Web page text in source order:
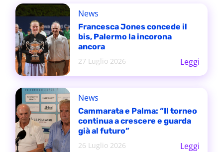
News
Francesca Jones concede il
bis, Palermo la incorona
ancora
27 Luglio 2026
Leggi
News
Cammarata e Palma: “Il torneo
continua a crescere e guarda
già al futuro”
26 Luglio 2026
Leggi